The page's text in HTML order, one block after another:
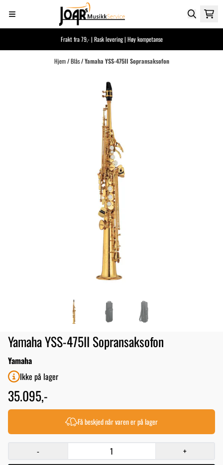
Hopp til innhold
Frakt fra 79,- | Rask levering | Høy kompetanse
Hjem/Blås/Yamaha YSS-475II Sopransaksofon
Yamaha YSS-475II Sopransaksofon
Yamaha
Ikke på lager
35.095,-
Få beskjed når varen er på lager
- +